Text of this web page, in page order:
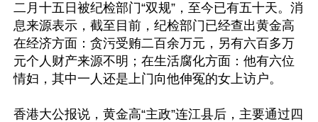
二月十五日被纪检部门“双规”，至今已有五十天。消
息来源表示，截至目前，纪检部门已经查出黄金高
在经济方面：贪污受贿二百余万元，另有六百多万
元个人财产来源不明；在生活腐化方面：他有六位
情妇，其中一人还是上门向他伸冤的女上访户。
香港大公报说，黄金高“主政”连江县后，主要通过四